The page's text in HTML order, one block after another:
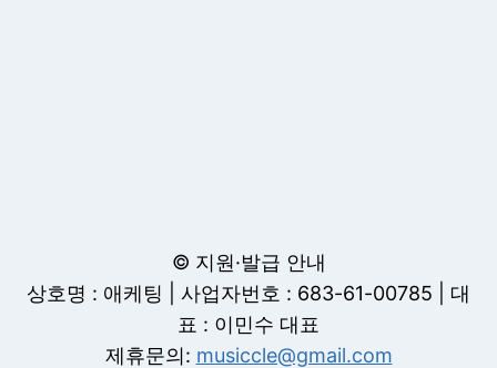
© 지원·발급 안내
상호명 : 애케팅 | 사업자번호 : 683-61-00785 | 대
표 : 이민수 대표
제휴문의: musiccle@gmail.com